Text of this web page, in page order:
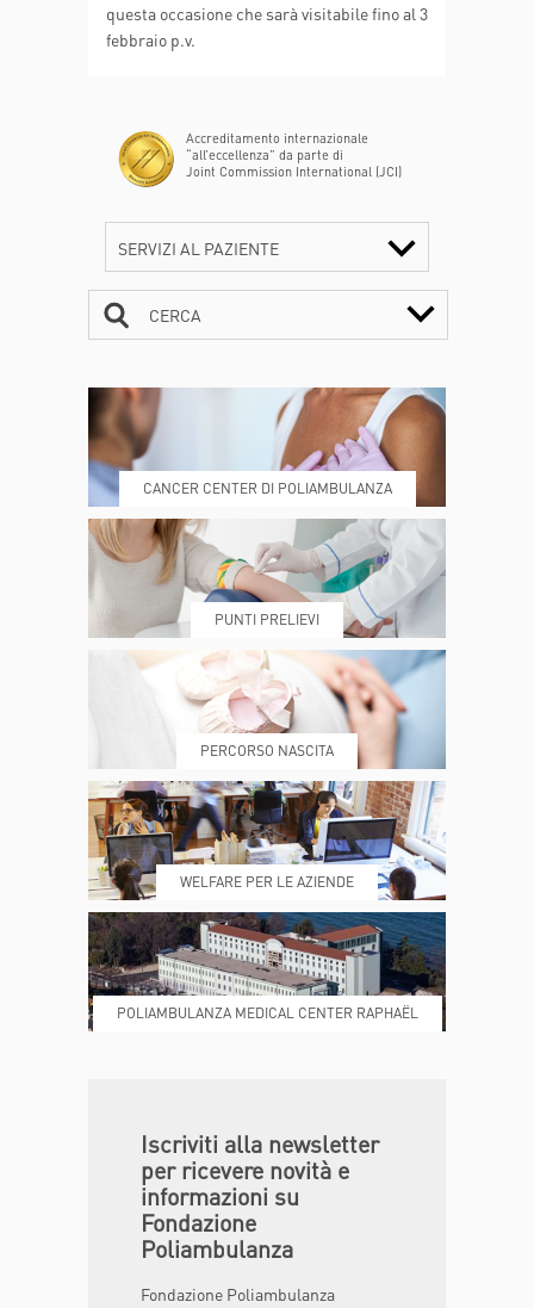
questa occasione che sarà visitabile fino al 3
febbraio p.v.
Accreditamento internazionale
“all’eccellenza” da parte di
Joint Commission International (JCI)
SERVIZI AL PAZIENTE
DOVE SIAMO ESAMI E VISITE
PRENOTA MY POLI
REFERTI REPARTI
DONA ORA MAGAZINE
CERCA
CANCER CENTER DI POLIAMBULANZA
PUNTI PRELIEVI
PERCORSO NASCITA
WELFARE PER LE AZIENDE
POLIAMBULANZA MEDICAL CENTER RAPHAËL
Iscriviti alla newsletter
per ricevere novità e
informazioni su
Fondazione
Poliambulanza
Fondazione Poliambulanza